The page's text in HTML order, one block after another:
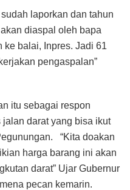
laporkan dan tahun
diaspal oleh bapa
ke balai, Inpres. Jadi 61
pengaspalan”
itu sebagai respon
darat yang bisa ikut
“Kita doakan
harga barang ini akan
darat” Ujar Gubernur
pecan kemarin.